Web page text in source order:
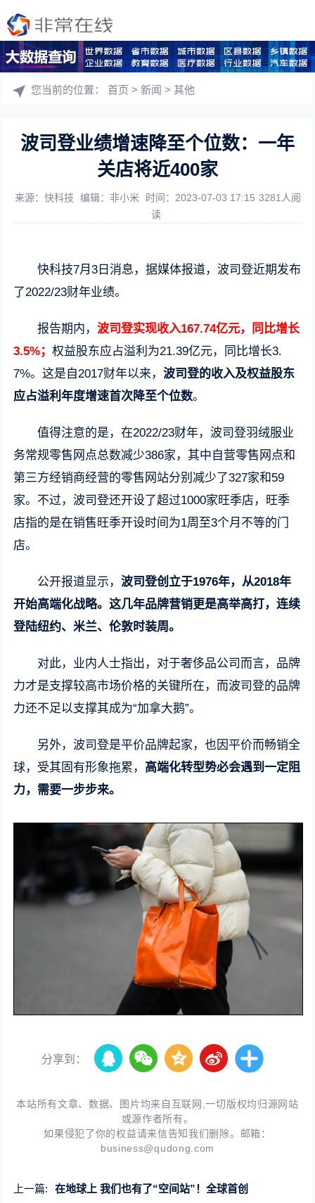
您当前的位置：首页 >新闻 >其他
波司登业绩增速降至个位数：一年
关店将近400家
来源：快科技 编辑：非小米 时间：2023-07-03 17:15 3281人阅
读
快科技7月3日消息，据媒体报道，波司登近期发布
了2022/23财年业绩。
报告期内，波司登实现收入167.74亿元，同比增长
3.5%；权益股东应占溢利为21.39亿元，同比增长3.
7%。这是自2017财年以来，波司登的收入及权益股东
应占溢利年度增速首次降至个位数。
值得注意的是，在2022/23财年，波司登羽绒服业
务常规零售网点总数减少386家，其中自营零售网点和
第三方经销商经营的零售网站分别减少了327家和59
家。不过，波司登还开设了超过1000家旺季店，旺季
店指的是在销售旺季开设时间为1周至3个月不等的门
店。
公开报道显示，波司登创立于1976年，从2018年
开始高端化战略。这几年品牌营销更是高举高打，连续
登陆纽约、米兰、伦敦时装周。
对此，业内人士指出，对于奢侈品公司而言，品牌
力才是支撑较高市场价格的关键所在，而波司登的品牌
力还不足以支撑其成为“加拿大鹅”。
另外，波司登是平价品牌起家，也因平价而畅销全
球，受其固有形象拖累， 高端化转型势必会遇到一定阻
力，需要一步步来。
分享到：
本站所有文章、数据、图片均来自互联网,一切版权均归源网站
或源作者所有。
如果侵犯了你的权益请来信告知我们删除。邮箱：
business@qudong.com
上一篇:
在地球上 我们也有了“空间站”！全球首创